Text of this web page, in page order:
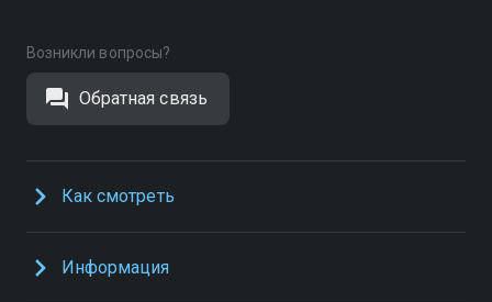
Возникли вопросы?
Обратная связь
Как смотреть
Информация